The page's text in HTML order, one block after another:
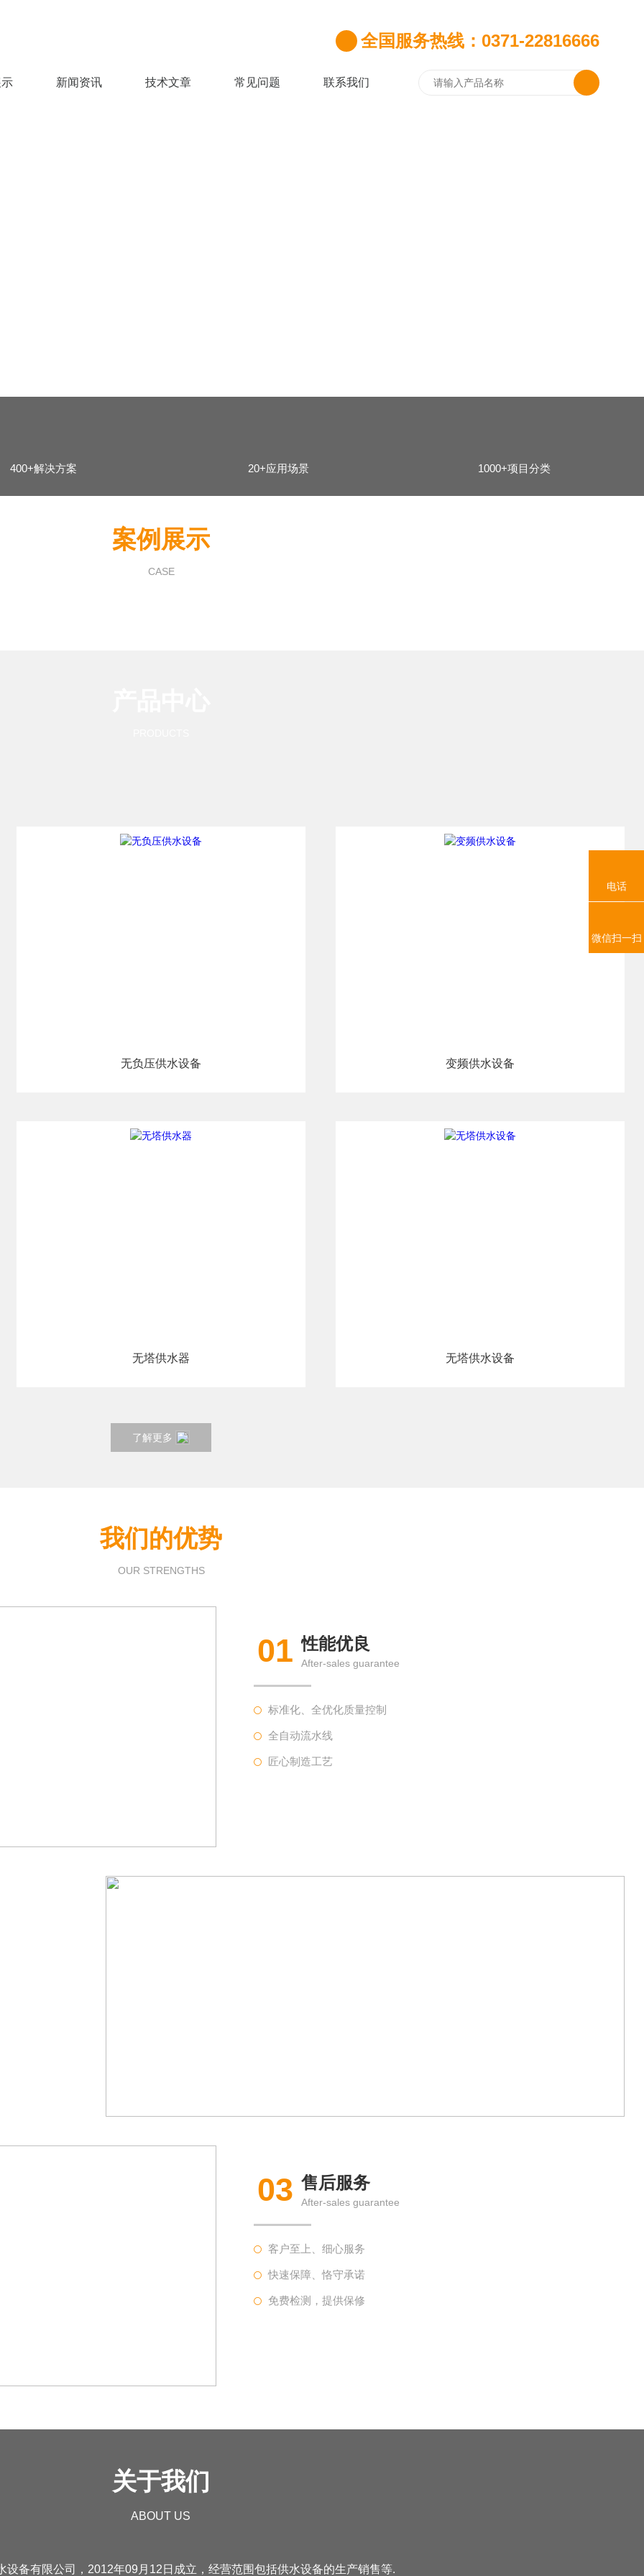
全国服务热线：0371-22816666
新闻资讯 技术文章 常见问题 联系我们
400+解决方案 20+应用场景 1000+项目分类
案例展示
CASE
无负压供水设备 变频供水设备
无塔供水器 无塔供水设备
了解更多
我们的优势
OUR STRENGTHS
01 性能优良
After-sales guarantee
标准化、全优化质量控制
全自动流水线
匠心制造工艺
03 售后服务
After-sales guarantee
客户至上、细心服务
快速保障、恪守承诺
免费检测，提供保修
关于我们
ABOUT US
设备有限公司，2012年09月12日成立，经营范围包括供水设备的生产销售等.
电话
微信扫一扫